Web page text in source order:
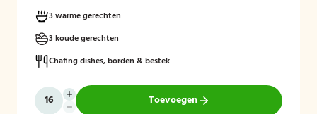
3 warme gerechten
3 koude gerechten
Chafing dishes, borden & bestek
Toevoegen